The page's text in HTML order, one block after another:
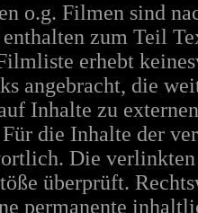
o.g. Filmen sind
zum Teil
erhebt
angebracht, die
Inhalte zu
die Inhalte der
Die
überprüft.
permanente